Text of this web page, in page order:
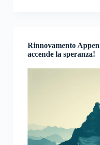
Rinnovamento
accende la speranza!